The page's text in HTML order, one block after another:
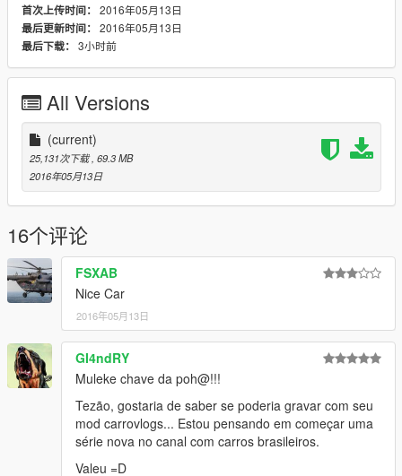
-----------------------------------------------
You want me to say something? Send Mail on the page, when
if you want more mods like this, keep the credits, and the
original download link!
I ask very politely to respect the work of others.
--------------------------------------------------------------
Sorry for my English.
-------------------- Info PT-BR --------------
- Créditos: Dean, simmons, silva3D
- Convertida por: Motors Garage (Razor)
- Substitui: Prairie
- O mod possui:
- Vidros quebráveis
- Motor em 3D
首次上传时间： 2016年05月13日
最后更新时间： 2016年05月13日
最后下载： 3小时前
All Versions
(current)
25,131次下载 , 69.3 MB
2016年05月13日
16个评论
FSXAB
Nice Car
2016年05月13日
GI4ndRY
Muleke chave da poh@!!!
Tezão, gostaria de saber se poderia gravar com seu
mod carrovlogs... Estou pensando em começar uma
série nova no canal com carros brasileiros.
Valeu =D